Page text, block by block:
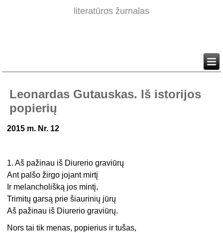
literatūros žurnalas
Leonardas Gutauskas. Iš istorijos
popierių
2015 m. Nr. 12
1. Aš pažinau iš Diurerio graviūrų
Ant palšo žirgo jojant mirtį
Ir melancholišką jos mintį,
Trimitų garsą prie šiaurinių jūrų
Aš pažinau iš Diurerio graviūrų.
Nors tai tik menas, popierius ir tušas,